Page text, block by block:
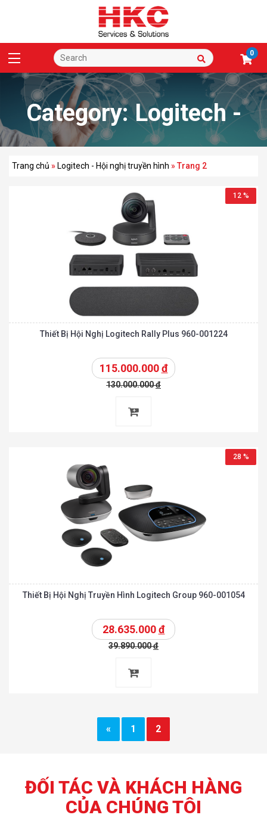
0
Category:Logitech -
Hội nghị truyền hình
Trang chủ » Logitech - Hội nghị truyền hình »Trang 2
12 %
Thiết Bị Hội Nghị Logitech Rally Plus 960-001224
115.000.000đ
130.000.000đ
28 %
Thiết Bị Hội Nghị Truyền Hình Logitech Group 960-001054
28.635.000đ
39.890.000đ
« 1 2
ĐỐI TÁC VÀ KHÁCH HÀNG
CỦA CHÚNG TÔI